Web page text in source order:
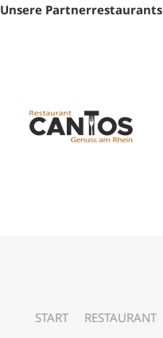
Unsere Partnerrestaurants
START RESTAURANT